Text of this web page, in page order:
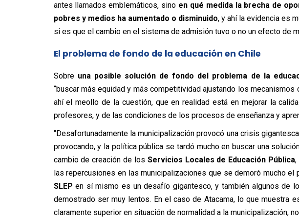
antes llamados emblemáticos, sino en qué medida la brecha de
pobres y medios ha aumentado o disminuido, y ahí la evidencia es
si es que el cambio en el sistema de admisión tuvo o no un efecto de
El problema de fondo de la educación en Chile
Sobre una posible solución de fondo del problema de la
“buscar más equidad y más competitividad ajustando los mecanismos
ahí el meollo de la cuestión, que en realidad está en mejorar la
profesores, y de las condiciones de los procesos de enseñanza y
“Desafortunadamente la municipalización provocó una crisis
provocando, y la política pública se tardó mucho en buscar una
cambio de creación de los Servicios Locales de Educación Pública,
las repercusiones en las municipalizaciones que se demoró mucho el
SLEP en sí mismo es un desafío gigantesco, y también algunos de
demostrado ser muy lentos. En el caso de Atacama, lo que muestra
claramente superior en situación de normalidad a la municipalización,